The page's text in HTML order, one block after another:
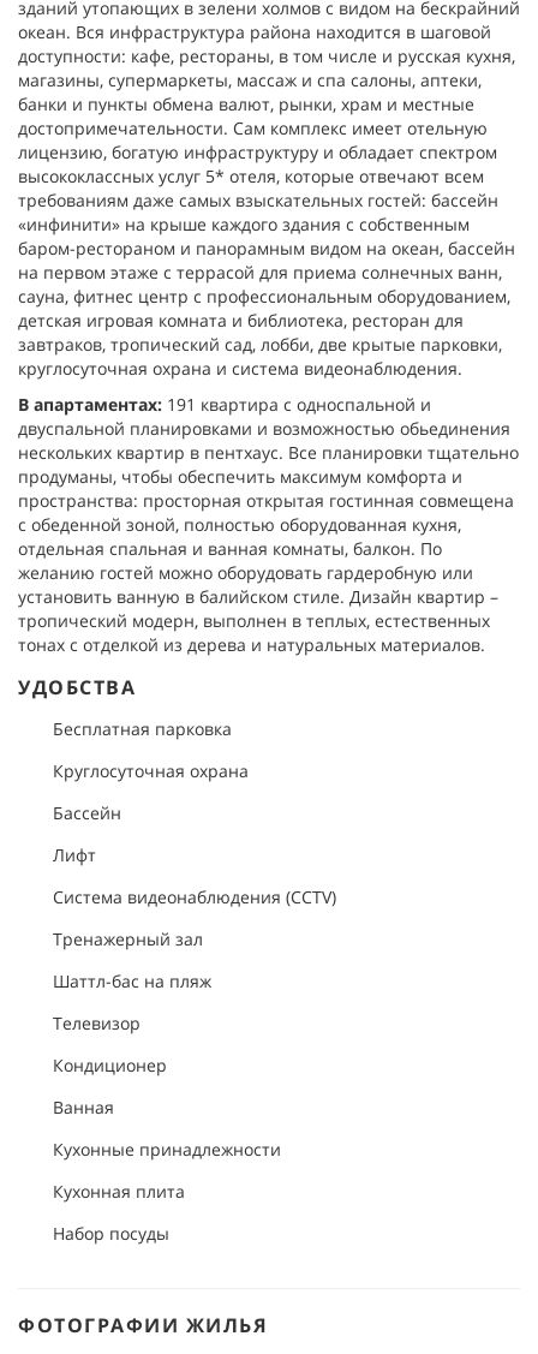
зданий утопающих в зелени холмов с видом на бескрайний
океан. Вся инфраструктура района находится в шаговой
доступности: кафе, рестораны, в том числе и русская кухня,
магазины, супермаркеты, массаж и спа салоны, аптеки,
банки и пункты обмена валют, рынки, храм и местные
достопримечательности. Сам комплекс имеет отельную
лицензию, богатую инфраструктуру и обладает спектром
высококлассных услуг 5* отеля, которые отвечают всем
требованиям даже самых взыскательных гостей: бассейн
«инфинити» на крыше каждого здания с собственным
баром-рестораном и панорамным видом на океан, бассейн
на первом этаже с террасой для приема солнечных ванн,
сауна, фитнес центр с профессиональным оборудованием,
детская игровая комната и библиотека, ресторан для
завтраков, тропический сад, лобби, две крытые парковки,
круглосуточная охрана и система видеонаблюдения.
В апартаментах: 191 квартира с односпальной и
двуспальной планировками и возможностью обьединения
нескольких квартир в пентхаус. Все планировки тщательно
продуманы, чтобы обеспечить максимум комфорта и
пространства: просторная открытая гостинная совмещена
с обеденной зоной, полностью оборудованная кухня,
отдельная спальная и ванная комнаты, балкон. По
желанию гостей можно оборудовать гардеробную или
установить ванную в балийском стиле. Дизайн квартир –
тропический модерн, выполнен в теплых, естественных
тонах с отделкой из дерева и натуральных материалов.
УДОБСТВА
Бесплатная парковка
Круглосуточная охрана
Бассейн
Лифт
Система видеонаблюдения (CCTV)
Тренажерный зал
Шаттл-бас на пляж
Телевизор
Кондиционер
Ванная
Кухонные принадлежности
Кухонная плита
Набор посуды
ФОТОГРАФИИ ЖИЛЬЯ